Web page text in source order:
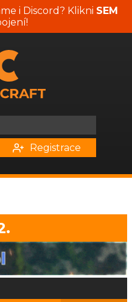
i Discord? Klikni SEM
Registrace